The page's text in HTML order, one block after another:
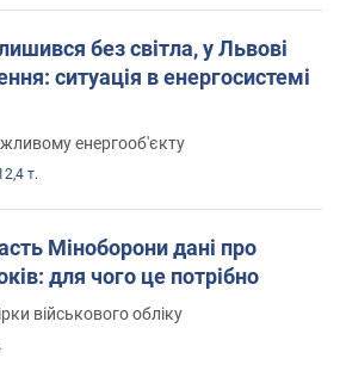
без світла, у Львові
ситуація в енергосистемі
енергооб'єкту
т.
Міноборони дані про
для чого це потрібно
військового обліку